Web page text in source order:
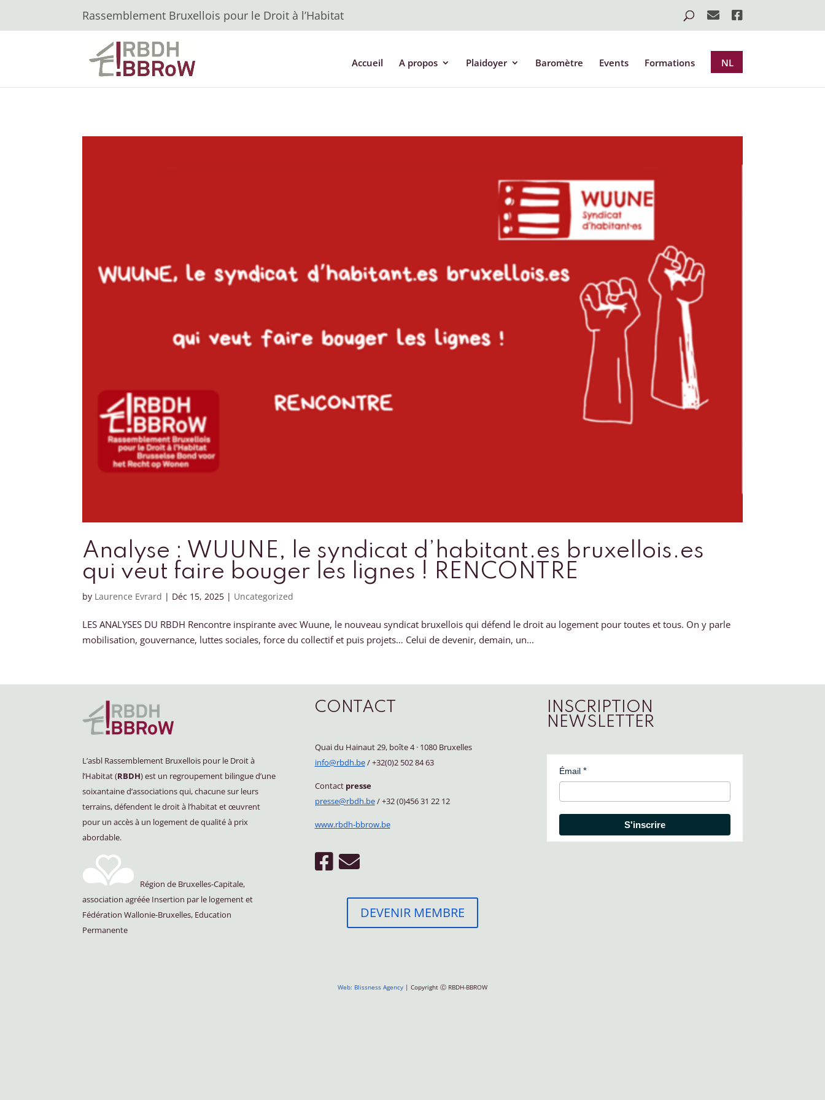
Rassemblement Bruxellois pour le Droit à l’Habitat
Accueil A propos Plaidoyer Baromètre Events Formations NL
Analyse : WUUNE, le syndicat d’habitant.es bruxellois.es
qui veut faire bouger les lignes ! RENCONTRE
by Laurence Evrard | Déc 15, 2025 | Uncategorized
LES ANALYSES DU RBDH Rencontre inspirante avec Wuune, le nouveau syndicat bruxellois qui défend le droit au logement pour toutes et tous. On y parle
mobilisation, gouvernance, luttes sociales, force du collectif et puis projets… Celui de devenir, demain, un...
L’asbl Rassemblement Bruxellois pour le Droit à
l’Habitat (RBDH) est un regroupement bilingue d’une
soixantaine d’associations qui, chacune sur leurs
terrains, défendent le droit à l’habitat et œuvrent
pour un accès à un logement de qualité à prix
abordable.
Région de Bruxelles-Capitale,
association agréée Insertion par le logement et
Fédération Wallonie-Bruxelles, Education
Permanente
CONTACT
Quai du Hainaut 29, boîte 4·1080 Bruxelles
info@rbdh.be/ +32(0)2 502 84 63
Contact presse
presse@rbdh.be/ +32 (0)456 31 22 12
www.rbdh-bbrow.be
DEVENIR MEMBRE
INSCRIPTION
NEWSLETTER
Émail
S'inscrire
Web: Blissness Agency | Copyright Ⓒ RBDH-BBROW